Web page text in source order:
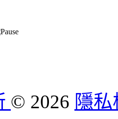
© 2026 隱